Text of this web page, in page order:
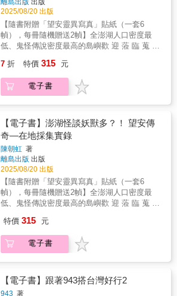
錄場館實用資訊，隨時出發※ 手寫筆記 ✕ 情感
紀錄——旅行散記小筆記，心得感受不留白
本，對故鄉府城真摯告白的情書， 也是一本，
讓旅人真正認識台南的指南。 ◤行內人比讚推
薦◢（依姓氏筆畫排列） ✦藍白拖／風格旅
人、〈百工計畫〉發起人：「好討厭，看完書
後又有買車票吃台南的衝動。」 ✦臺南-杏源珈
琲：「就像坐在廟埕聽老台南人分享眉角，大
踩在咱的日常裡，不是寫給觀光客看的表面風
景冊。」 ✦葉怡蘭／飲食生活作家‧《Yilan美食
生活玩家》網站主人：「直到離了台南、北上
活，如此愜意&mdash;&mdash;這愜意，非僅
來自步調的悠慢、氛圍的輕鬆，更出乎對生活
裡每一細節的專注講究、認真看待。而此書正
清晰展現出這般既專注又愜意之境與樂，讀之
相契，處處共鳴。」 ✦棋子／癒旅京都粉專版
主：「多年來，大同在他的粉專不斷的告訴我
們台南真正的模樣，以及那些巷弄裡的醍醐
味，如今終於要付梓出版，真的是廣大的台南
「台南是慢旅與味蕾的天堂，透由大同在地又
獨特的視角，紀錄著府城現代迷人的面貌，跟
著大同再次愛上台南吧！」 ✦莊雅閔／糖果廚
房主理人：「讓在地人點頭、旅人著迷的台南
大同的紳士步調，發現最有溫度的台南日
自然步道探險者，或是生態觀察家，都能找到
最適合的路線。3.季節推薦，最美時刻不錯
過：書中標示各景點的最佳旅行時節，捕捉最
動人的美景。
2025/08/20 出版
【隨書附贈「望安靈異寫真」貼紙（一套6
幀），每冊隨機贈送2幀】全澎湖人口密度最
低、鬼怪傳說密度最高的島嶼歡 迎 蒞 臨 蒐 奇
澎湖密度最低的人口 vs. 數量破表的靈異傳說
加入《望安傳奇》的踏查漫遊讓鄉親口耳流傳
的202則怪談引路領你走進離島望安的「幽冥人
港是望安的對外交通門戶，天然的布袋港灣則
是傳統望安居民的生計所在，但你可知道，早
年望安人泊船、採海螺、抓章魚時，竹竿鬼、
攔路鬼、牛車鬼……眾鬼紛紛出沒兩港灣，嚇
你一把之餘不忘幫忙推車上坡。西安水庫｜從
望安國中後方的澎34道路往西安水庫方向，千
萬小心通行，要是感到一陣冷風吹過，切莫左
右張望，免得遇見臉皮掀開、鮮血直流的小女
孩向你求救……西安砲台｜明、清留下的砲台
遺跡，想瞻仰歷史最好不要摸黑前去，以免遇
四處來去，要是看到雙手捧扶頭部的人朝你走
來，務必快速離開，免得雙腿嚇到無力逃跑。
望安機場｜當機場還不是機場，而是人稱「黑
盞幽冥之火前後追逐，望安人都知道，那是豬
母精與花宅廟神祇上演的陰陽大戰。長瀨仔沙
7 折 特價 315 元
電子書
【電子書】澎湖怪談妖獸多？！ 望安傳
奇—在地採集實錄
陳朝虹 著
離島出版 出版
2025/08/20 出版
【隨書附贈「望安靈異寫真」貼紙（一套6
幀），每冊隨機贈送2幀】全澎湖人口密度最
低、鬼怪傳說密度最高的島嶼歡 迎 蒞 臨 蒐 奇
澎湖密度最低的人口 vs. 數量破表的靈異傳說
加入《望安傳奇》的踏查漫遊讓鄉親口耳流傳
的202則怪談引路領你走進離島望安的「幽冥人
港是望安的對外交通門戶，天然的布袋港灣則
是傳統望安居民的生計所在，但你可知道，早
特價 315 元
電子書
【電子書】跟著943搭台灣好行2
943 著